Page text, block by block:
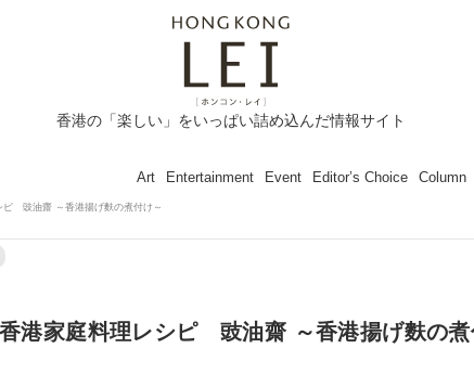
香港の「楽しい」をいっぱい詰め込んだ情報サイト
Art Entertainment Event Editor’s Choice Column
ピ 豉油齋 ～香港揚げ麩の煮付け～
港家庭料理レシピ 豉油齋 ～香港揚げ麩の煮